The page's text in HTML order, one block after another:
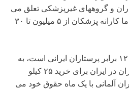
و گروههای غیرپزشکی تعلق می
گیرد، ۲۰۰ هزار تومان است اما کارانه پزشکان از ۵ میلیون تا ۳۰
قدرت خرید پرستاران آلمانی ۱۲ برابر پرستاران ایرانی است، به
طوریکه حقوق یک ماه پرستاران در ایران برای خرید ۲۵ کیلو
آلمانی با یک ماه حقوق خود می